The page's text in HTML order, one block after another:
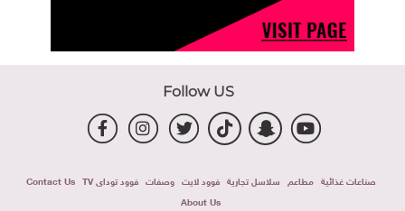
Follow US
صناعات غذائية مطاعم سلاسل تجارية فوود لايت وصفات فوود توداى TV
Contact Us
About Us